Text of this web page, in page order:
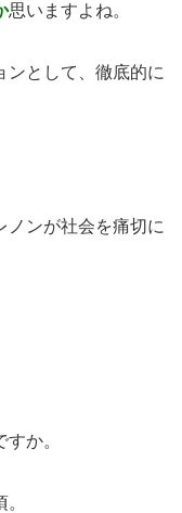
思いますよね。
ンとして、徹底的に
ノンが社会を痛切に
か。